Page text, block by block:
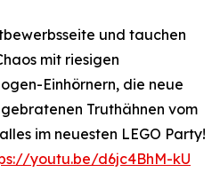
und tauchen
mit riesigen
Einhörnern, die neue
Truthähnen vom
im neuesten LEGO Party!
youtu.be/d6jc4BhM-kU